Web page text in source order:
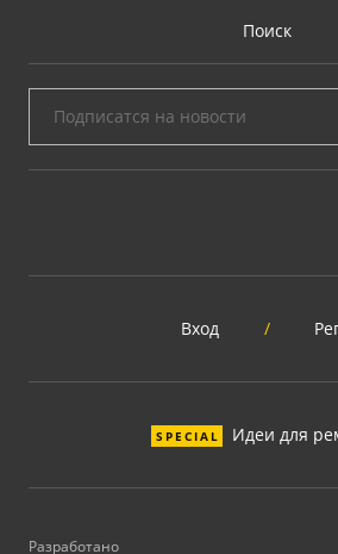
Поиск
Вход /
SPECIAL Идеи для
Разработано